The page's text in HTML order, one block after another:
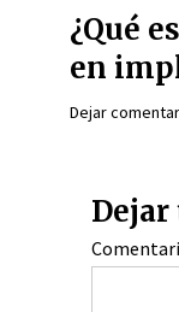
¿Qué
en
Dejar